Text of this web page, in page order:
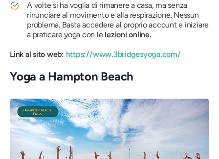
A volte si ha voglia di rimanere a casa, ma senza
rinunciare al movimento e alla respirazione. Nessun
problema. Basta accedere al proprio account e iniziare
a praticare yoga con le lezioni online.
Link al sito web: https://www.3bridgesyoga.com/
Yoga a Hampton Beach